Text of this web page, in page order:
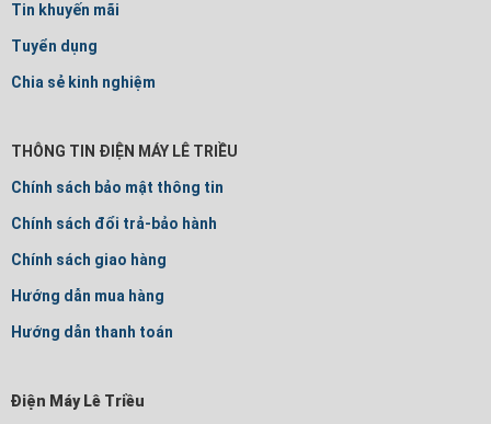
Tin khuyến mãi
Tuyển dụng
Chia sẻ kinh nghiệm
THÔNG TIN ĐIỆN MÁY LÊ TRIỀU
Chính sách bảo mật thông tin
Chính sách đổi trả-bảo hành
Chính sách giao hàng
Hướng dẫn mua hàng
Hướng dẫn thanh toán
Điện Máy Lê Triều